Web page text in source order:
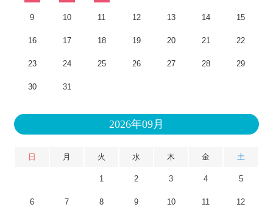
9 10 11 12 13 14 15
16 17 18 19 20 21 22
23 24 25 26 27 28 29
30 31
2026年09月
日 月 火 水 木 金 土
1 2 3 4 5
6 7 8 9 10 11 12